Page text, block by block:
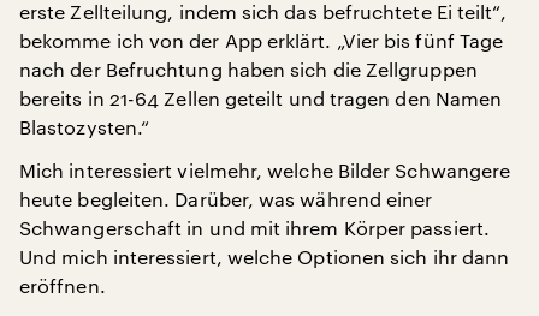
erste Zellteilung, indem sich das befruchtete Ei teilt“,
bekomme ich von der App erklärt. „Vier bis fünf Tage
nach der Befruchtung haben sich die Zellgruppen
bereits in 21-64 Zellen geteilt und tragen den Namen
Blastozysten.“
Mich interessiert vielmehr, welche Bilder Schwangere
heute begleiten. Darüber, was während einer
Schwangerschaft in und mit ihrem Körper passiert.
Und mich interessiert, welche Optionen sich ihr dann
eröffnen.